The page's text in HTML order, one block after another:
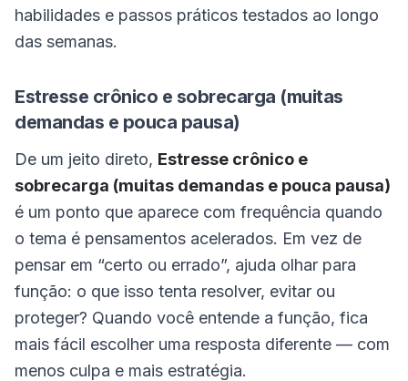
habilidades e passos práticos testados ao longo
das semanas.
Estresse crônico e sobrecarga (muitas
demandas e pouca pausa)
De um jeito direto, Estresse crônico e
sobrecarga (muitas demandas e pouca pausa)
é um ponto que aparece com frequência quando
o tema é pensamentos acelerados. Em vez de
pensar em “certo ou errado”, ajuda olhar para
função: o que isso tenta resolver, evitar ou
proteger? Quando você entende a função, fica
mais fácil escolher uma resposta diferente — com
menos culpa e mais estratégia.